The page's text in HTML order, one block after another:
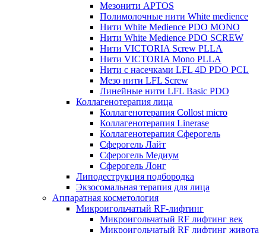
Мезонити APTOS
Полимолочные нити White medience
Нити White Medience PDO MONO
Нити White Medience PDO SCREW
Нити VICTORIA Screw PLLA
Нити VICTORIA Mono PLLA
Нити с насечками LFL 4D PDO PCL
Мезо нити LFL Screw
Линейные нити LFL Basic PDO
Коллагенотерапия лица
Коллагенотерапия Collost micro
Коллагенотерапия Linerase
Коллагенотерапия Сферогель
Сферогель Лайт
Сферогель Медиум
Сферогель Лонг
Липодеструкция подбородка
Экзосомальная терапия для лица
Аппаратная косметология
Микроигольчатый RF-лифтинг
Микроигольчатый RF лифтинг век
Микроигольчатый RF лифтинг живота